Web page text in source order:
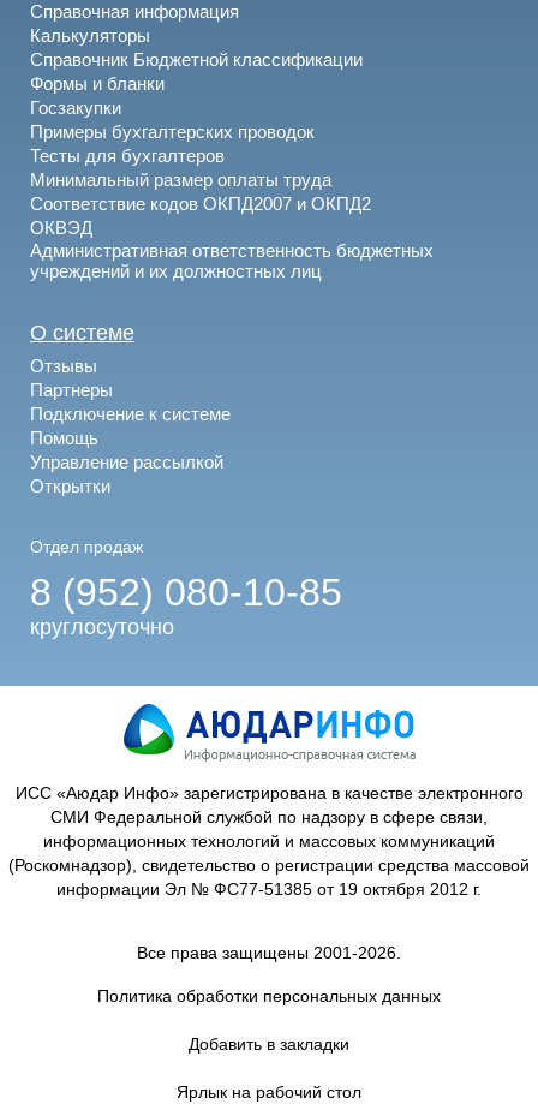
Справочная информация
Калькуляторы
Справочник Бюджетной классификации
Формы и бланки
Госзакупки
Примеры бухгалтерских проводок
Тесты для бухгалтеров
Минимальный размер оплаты труда
Соответствие кодов ОКПД2007 и ОКПД2
ОКВЭД
Административная ответственность бюджетных
учреждений и их должностных лиц
О системе
Отзывы
Партнеры
Подключение к системе
Помощь
Управление рассылкой
Открытки
Отдел продаж
8 (952) 080-10-85
круглосуточно
ИСС «Аюдар Инфо» зарегистрирована в качестве электронного
СМИ Федеральной службой по надзору в сфере связи,
информационных технологий и массовых коммуникаций
(Роскомнадзор), свидетельство о регистрации средства массовой
информации Эл № ФС77-51385 от 19 октября 2012 г.
Все права защищены 2001-2026.
Политика обработки персональных данных
Добавить в закладки
Ярлык на рабочий стол